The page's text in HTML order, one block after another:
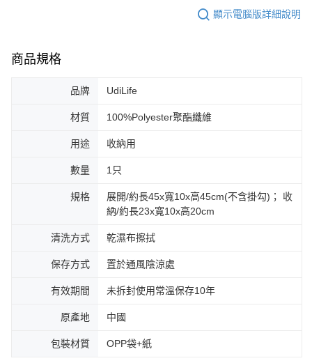
顯示電腦版詳細說明
商品規格
品牌 UdiLife
材質 100%Polyester聚酯纖維
用途 收納用
數量 1只
規格
展開/約長45x寬10x高45cm(不含掛勾)； 收
納/約長23x寬10x高20cm
清洗方式 乾濕布擦拭
保存方式 置於通風陰涼處
有效期間 未拆封使用常溫保存10年
原產地 中國
包裝材質 OPP袋+紙